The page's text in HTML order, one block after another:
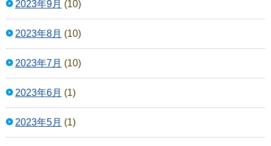
2023年9月 (10)
2023年8月 (10)
2023年7月 (10)
2023年6月 (1)
2023年5月 (1)